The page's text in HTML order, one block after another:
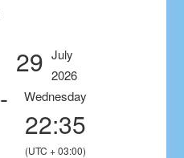
-
29 July
2026
Wednesday
22:35
(UTC + 03:00)